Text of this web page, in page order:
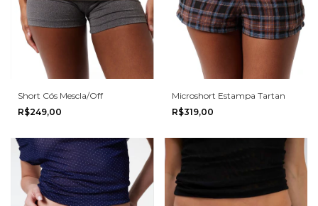
Short Cós Mescla/Off
R$249,00
Microshort Estampa Tartan
R$319,00